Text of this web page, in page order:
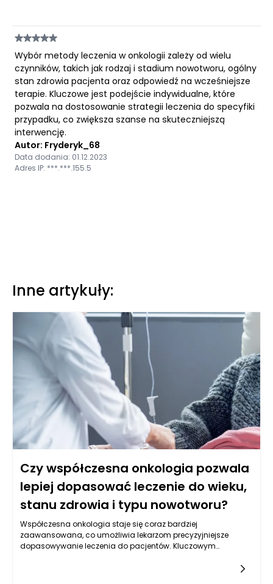
Wybór metody leczenia w onkologii zależy od wielu
czynników, takich jak rodzaj i stadium nowotworu, ogólny
stan zdrowia pacjenta oraz odpowiedź na wcześniejsze
terapie. Kluczowe jest podejście indywidualne, które
pozwala na dostosowanie strategii leczenia do specyfiki
przypadku, co zwiększa szanse na skuteczniejszą
interwencję.
Autor: Fryderyk_68
Data dodania: 01.12.2023
Adres IP: ***.***.155.5
Inne artykuły:
Czy współczesna onkologia pozwala
lepiej dopasować leczenie do wieku,
stanu zdrowia i typu nowotworu?
Współczesna onkologia staje się coraz bardziej
zaawansowana, co umożliwia lekarzom precyzyjniejsze
dopasowywanie leczenia do pacjentów. Kluczowym
różne grupy wiekowe mogą reagować odmiennie na terapie,